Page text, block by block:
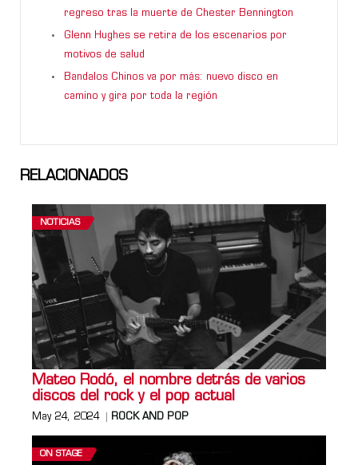
regreso tras la muerte de Chester Bennington
Glenn Hughes se retira de los escenarios por
motivos de salud
Bandalos Chinos va por más: nuevo disco en
camino y gira por toda la región
RELACIONADOS
NOTICIAS
Mateo Rodó, el nombre detrás de varios
discos del rock y el pop actual
May 24, 2024 ROCK AND POP
ON STAGE